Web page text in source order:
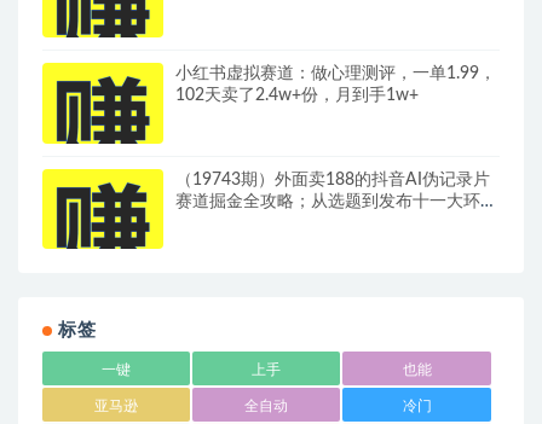
小红书虚拟赛道：做心理测评，一单1.99，
102天卖了2.4w+份，月到手1w+
（19743期）外面卖188的抖音AI伪记录片
赛道掘金全攻略；从选题到发布十一大环节
标签
一键 上手 也能
亚马逊 全自动 冷门